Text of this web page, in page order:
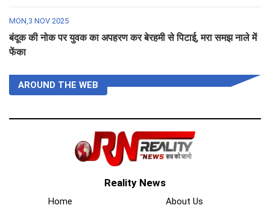
MON,3 NOV 2025
बंदूक की नोक पर युवक का अपहरण कर बेरहमी से पिटाई, मरा समझ नाले में
फेंका
AROUND THE WEB
Reality News
Home About Us